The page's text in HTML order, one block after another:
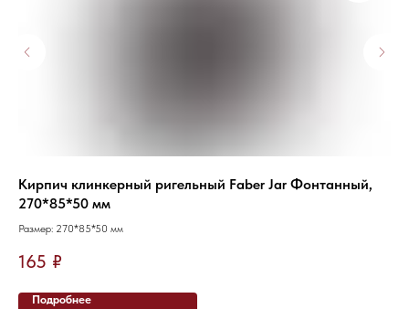
Кирпич клинкерный ригельный Faber Jar Фонтанный,
270*85*50 мм
Размер: 270*85*50 мм
165 ₽
Подробнее